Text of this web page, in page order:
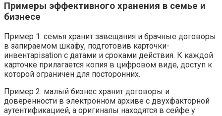
Примеры эффективного хранения в семье и
бизнесе
Пример 1: семья хранит завещания и брачные договоры
в запираемом шкафу, подготовив карточки-
инвентарisation с датами и сроками действия. К каждой
карточке прилагается копия в цифровом виде, доступ к
которой ограничен для посторонних.
Пример 2: малый бизнес хранит договоры и
доверенности в электронном архиве с двухфакторной
аутентификацией, а оригиналы находятся в сейфе у